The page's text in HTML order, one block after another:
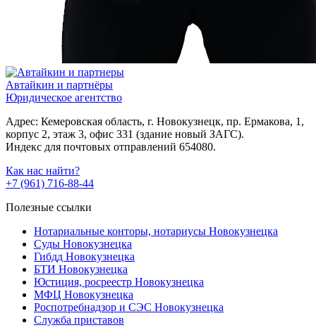
Автайкин и партнёры
Юридическое агентство
Адрес: Кемеровская область, г. Новокузнецк, пр. Ермакова, 1,
корпус 2, этаж 3, офис 331 (здание новый ЗАГС).
Индекс для почтовых отправлений 654080.
Как нас найти?
+7 (961) 716-88-44
Полезные ссылки
Нотариальные конторы, нотариусы Новокузнецка
Суды Новокузнецка
Гибдд Новокузнецка
БТИ Новокузнецка
Юстиция, росреестр Новокузнецка
МФЦ Новокузнецка
Роспотребнадзор и СЭС Новокузнецка
Служба приставов